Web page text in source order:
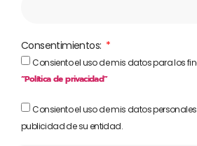
Consentimientos:
Consiento el uso de mis datos para los
“Política de privacidad”
Consiento el uso de mis datos
publicidad de su entidad.